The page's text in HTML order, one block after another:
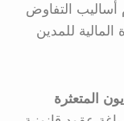
أساليب التفاوض
المالية للمدين
المتعثرة